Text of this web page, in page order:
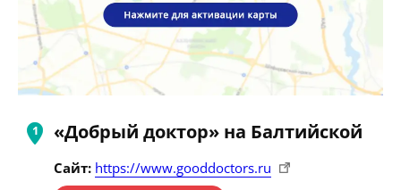
«Добрый доктор» на Балтийской
Сайт: https://www.gooddoctors.ru